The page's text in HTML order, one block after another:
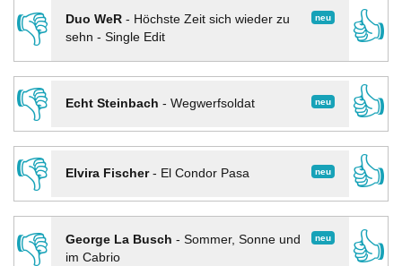
👎
neu
Duo WeR- Höchste Zeit sich wieder zu
sehn - Single Edit
👍
👎
neu
Echt Steinbach - Wegwerfsoldat
👍
👎
neu
Elvira Fischer- El Condor Pasa
👍
👎
neu
George La Busch - Sommer, Sonne und
im Cabrio
👍